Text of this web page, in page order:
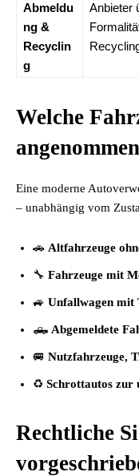
Abmeldu
ng &
Recyclin
g
Anbieter
Welche
Eine moderne
– unabhängig vom
🚗 Altfahrzeuge
🔧 Fahrzeuge mit
🚙 Unfallwagen mit
🛻 Abgemeldete
🚐 Nutzfahrzeuge,
♻️ Schrottautos zur
Rechtliche